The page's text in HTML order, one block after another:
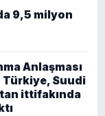
9,5 milyon
Anlaşması
Türkiye, Suudi
ittifakında